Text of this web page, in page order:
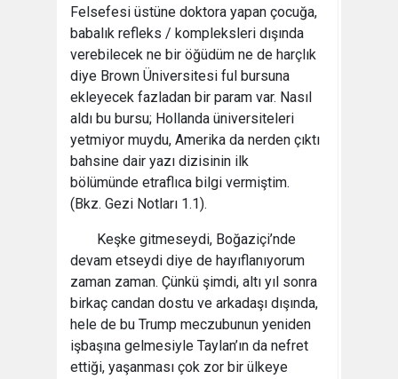
Felsefesi üstüne doktora yapan çocuğa,
babalık refleks / kompleksleri dışında
verebilecek ne bir öğüdüm ne de harçlık
diye Brown Üniversitesi ful bursuna
ekleyecek fazladan bir param var. Nasıl
aldı bu bursu; Hollanda üniversiteleri
yetmiyor muydu, Amerika da nerden çıktı
bahsine dair yazı dizisinin ilk
bölümünde etraflıca bilgi vermiştim.
(Bkz. Gezi Notları 1.1).
Keşke gitmeseydi, Boğaziçi’nde
devam etseydi diye de hayıflanıyorum
zaman zaman. Çünkü şimdi, altı yıl sonra
birkaç candan dostu ve arkadaşı dışında,
hele de bu Trump meczubunun yeniden
işbaşına gelmesiyle Taylan’ın da nefret
ettiği, yaşanması çok zor bir ülkeye